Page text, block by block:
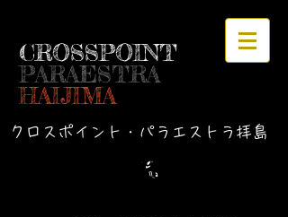
CROSSPOINT
PARAESTRA
HAIJIMA
クロスポイント・パラエストラ拝島